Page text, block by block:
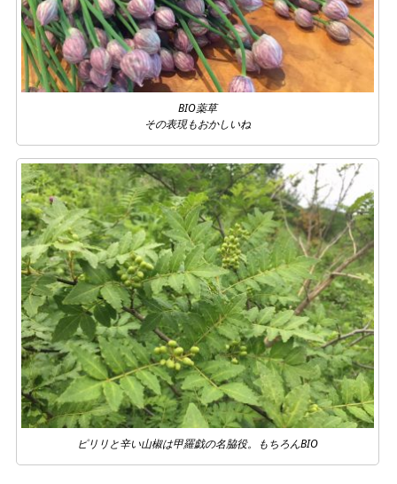
BIO薬草
その表現もおかしいね
ピリリと辛い山椒は甲羅戯の名脇役。もちろんBIO